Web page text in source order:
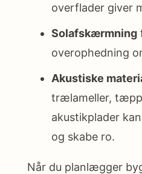
overflader giver
Solafskærmning
overophedning
Akustiske
trælameller,
akustikplader
og skabe ro.
Når du planlægger